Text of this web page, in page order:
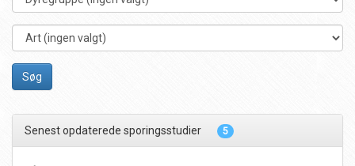
Søg
Senest opdaterede sporingsstudier 5